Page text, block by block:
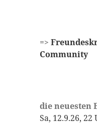
=>
Community
die neuesten
Sa, 12.9.26,